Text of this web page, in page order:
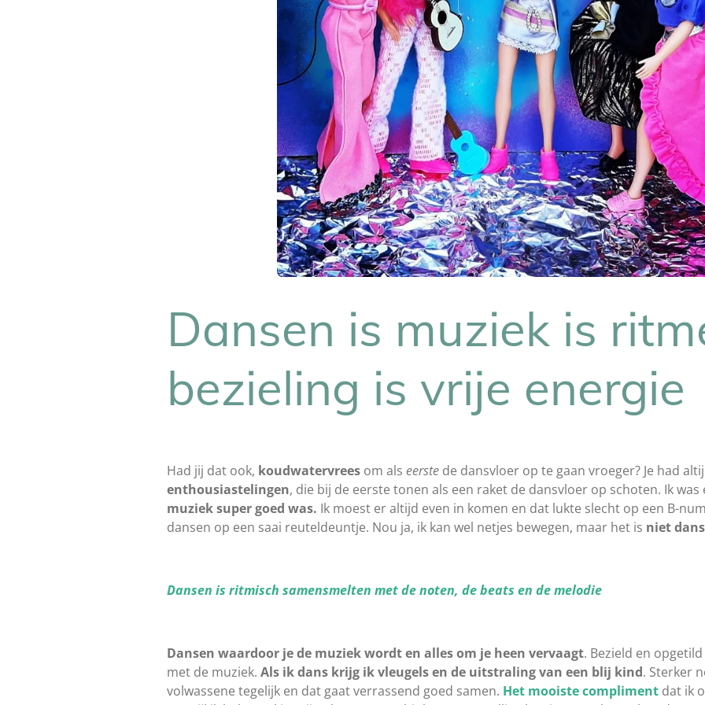
Dansen is muziek is
bezieling is vrije energie
Had jij dat ook, koudwatervrees om als eerste de dansvloer op te gaan vroeger? Je had
enthousiastelingen, die bij de eerste tonen als een raket de dansvloer op schoten. Ik
muziek super goed was. Ik moest er altijd even in komen en dat lukte slecht op een B-
dansen op een saai reuteldeuntje. Nou ja, ik kan wel netjes bewegen, maar het is niet
Dansen is ritmisch samensmelten met de noten, de beats en de melodie
Dansen waardoor je de muziek wordt en alles om je heen vervaagt. Bezield en
met de muziek. Als ik dans krijg ik vleugels en de uitstraling van een blij kind. Sterker
volwassene tegelijk en dat gaat verrassend goed samen. Het mooiste compliment dat ik